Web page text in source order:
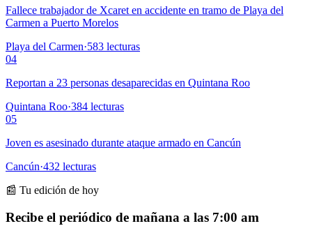
Fallece trabajador de Xcaret en accidente en tramo de Playa del
Carmen a Puerto Morelos
Playa del Carmen·583 lecturas
04
Reportan a 23 personas desaparecidas en Quintana Roo
Quintana Roo·384 lecturas
05
Joven es asesinado durante ataque armado en Cancún
Cancún·432 lecturas
📰 Tu edición de hoy
Recibe el periódico de mañana a las 7:00 am